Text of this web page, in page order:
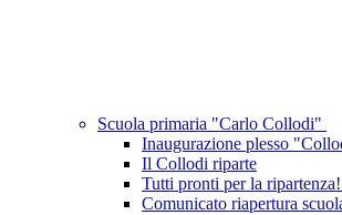
Scuola primaria "Carlo Collodi"
Inaugurazione plesso
Il Collodi riparte
Tutti pronti per la
Comunicato riapertura